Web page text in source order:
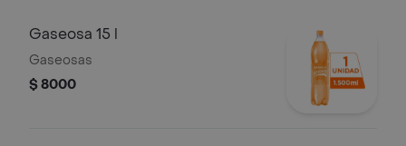
Gaseosa 15 l
Gaseosas
$ 8000